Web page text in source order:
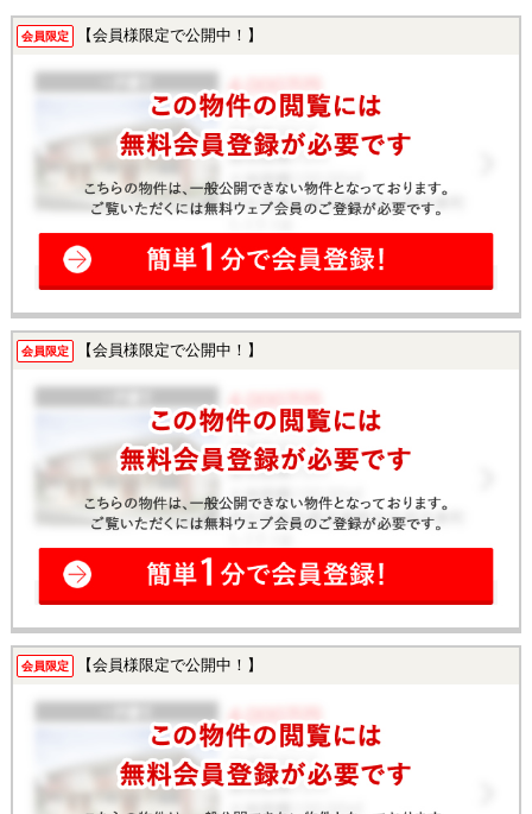
会員限定 【会員様限定で公開中！】
会員限定 【会員様限定で公開中！】
会員限定 【会員様限定で公開中！】